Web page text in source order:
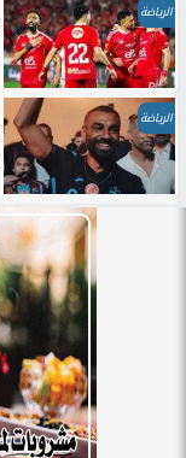
الرياضة
الرياضة